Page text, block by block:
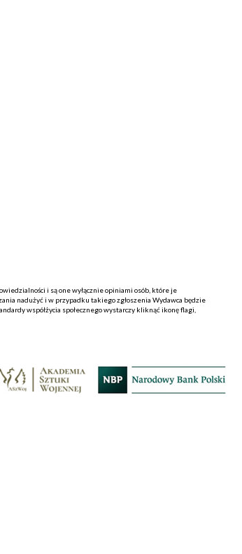
i są one wyłącznie opiniami osób, które je
nadużyć i w przypadku takiego zgłoszenia Wydawca będzie
współżycia społecznego wystarczy kliknąć ikonę flagi,